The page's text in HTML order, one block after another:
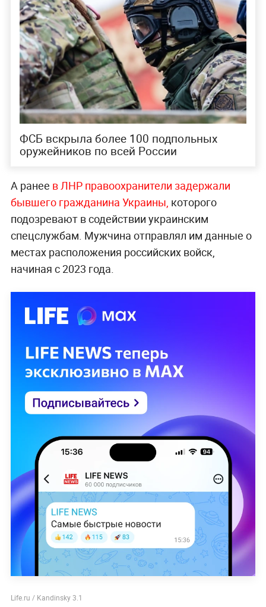
ФСБ вскрыла более 100 подпольных
оружейников по всей России
А ранее в ЛНР правоохранители задержали
бывшего гражданина Украины, которого
подозревают в содействии украинским
спецслужбам. Мужчина отправлял им данные о
местах расположения российских войск,
начиная с 2023 года.
Life.ru / Kandinsky 3.1